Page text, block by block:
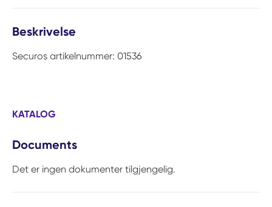
Beskrivelse
Securos artikelnummer: 01536
KATALOG
Documents
Det er ingen dokumenter tilgjengelig.